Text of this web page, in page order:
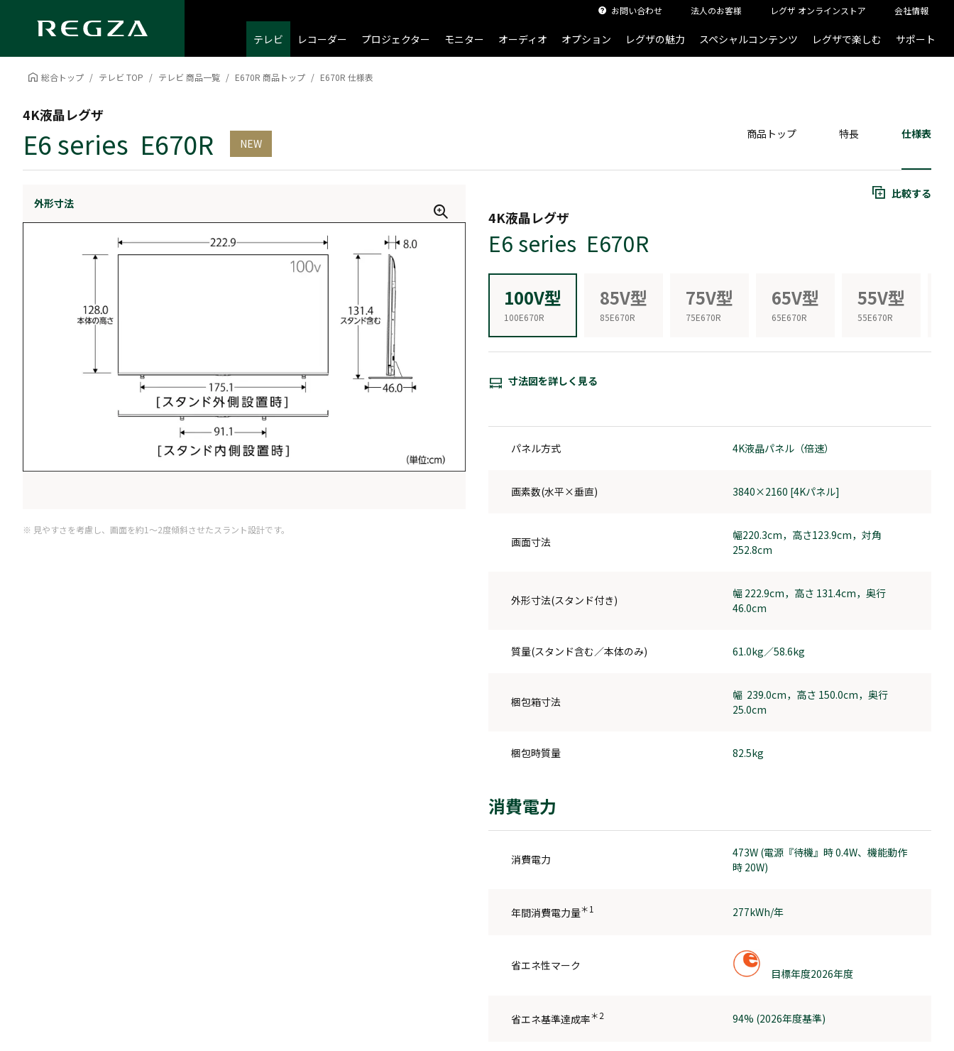
お問い合わせ 法人のお客様 レグザ オンラインストア 会社情報
テレビ レコーダー プロジェクター モニター オーディオ オプション レグザの魅力 スペシャルコンテンツ レグザで楽しむ サポート
総合トップ テレビ TOP テレビ 商品一覧 E670R 商品トップ E670R 仕様表
4K液晶レグザ
E6 series E670R NEW
商品トップ 特長 仕様表
外形寸法
※ 見やすさを考慮し、画面を約1～2度傾斜させたスラント設計です。
比較する
4K液晶レグザ
E6 series E670R
100V型
100E670R
85V型
85E670R
75V型
75E670R
65V型
65E670R
55V型
55E670R
寸法図を詳しく見る
パネル方式 4K液晶パネル（倍速）
画素数(水平×垂直) 3840×2160 [4Kパネル]
画面寸法
幅220.3cm，高さ123.9cm，対角
252.8cm
外形寸法(スタンド付き)
幅 222.9cm，高さ 131.4cm，奥行
46.0cm
質量(スタンド含む／本体のみ) 61.0kg／58.6kg
梱包箱寸法
幅 239.0cm，高さ 150.0cm，奥行
25.0cm
梱包時質量 82.5kg
消費電力
消費電力
473W (電源『待機』時 0.4W、機能動作
時 20W)
年間消費電力量＊1 277kWh/年
省エネ性マーク
目標年度2026年度
省エネ基準達成率＊2 94% (2026年度基準)